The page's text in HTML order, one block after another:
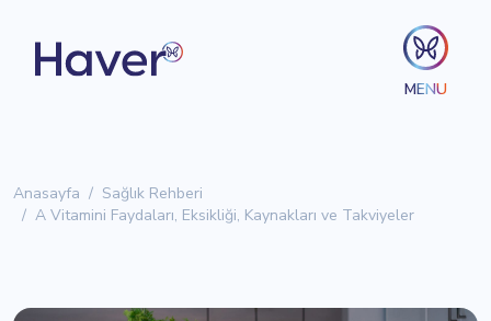
MENU
Anasayfa
Sağlık Rehberi
A Vitamini Faydaları, Eksikliği, Kaynakları ve Takviyeler